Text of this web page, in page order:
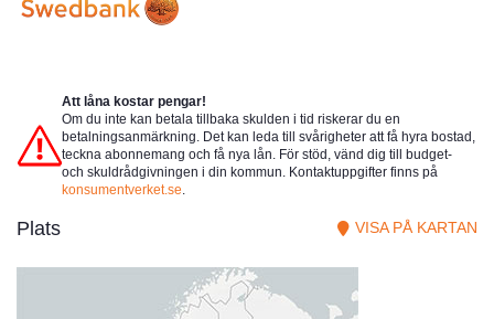
Att låna kostar pengar!
Om du inte kan betala tillbaka skulden i tid riskerar du en
betalningsanmärkning. Det kan leda till svårigheter att få hyra bostad,
teckna abonnemang och få nya lån. För stöd, vänd dig till budget-
och skuldrådgivningen i din kommun. Kontaktuppgifter finns på
konsumentverket.se.
Plats VISA PÅ KARTAN